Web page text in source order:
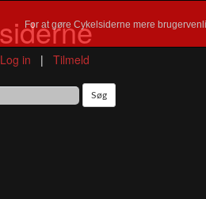
For at gøre Cykelsiderne mere
Log in | Tilmeld